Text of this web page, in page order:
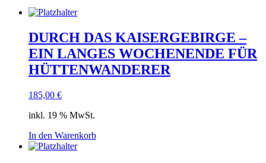
DURCH DAS KAISERGEBIRGE –
EIN LANGES WOCHENENDE FÜR
HÜTTENWANDERER
185,00 €
inkl. 19 % MwSt.
In den Warenkorb